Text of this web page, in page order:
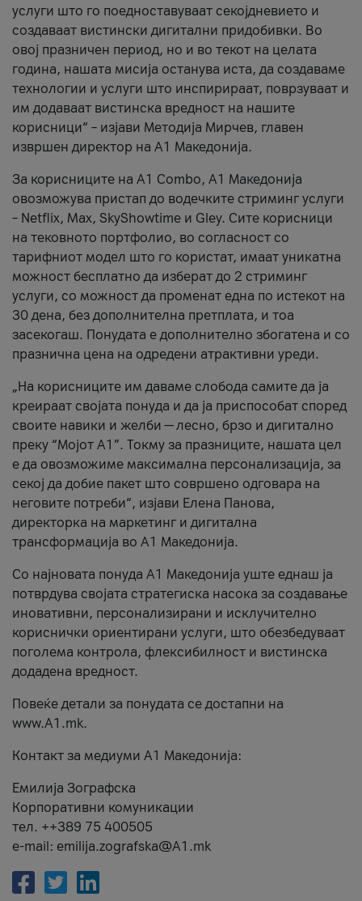
услуги што го поедноставуваат секојдневието и
создаваат вистински дигитални придобивки. Во
овој празничен период, но и во текот на целата
година, нашата мисија останува иста, да создаваме
технологии и услуги што инспирираат, поврзуваат и
им додаваат вистинска вредност на нашите
корисници“ – изјави Методија Мирчев, главен
извршен директор на А1 Македонија.
За корисниците на A1 Combo, А1 Македонија
овозможува пристап до водечките стриминг услуги
– Netflix, Max, SkyShowtime и Gley. Сите корисници
на тековното портфолио, во согласност со
тарифниот модел што го користат, имаат уникатна
можност бесплатно да изберат до 2 стриминг
услуги, со можност да променат една по истекот на
30 дена, без дополнителна претплата, и тоа
засекогаш. Понудата е дополнително збогатена и со
празнична цена на одредени атрактивни уреди.
„На корисниците им даваме слобода самите да ја
креираат својата понуда и да ја приспособат според
своите навики и желби — лесно, брзо и дигитално
преку “Мојот А1”. Токму за празниците, нашата цел
е да овозможиме максимална персонализација, за
секој да добие пакет што совршено одговара на
неговите потреби“, изјави Елена Панова,
директорка на маркетинг и дигитална
трансформација во А1 Македонија.
Со најновата понуда А1 Македонија уште еднаш ја
потврдува својата стратегиска насока за создавање
иновативни, персонализирани и исклучително
кориснички ориентирани услуги, што обезбедуваат
поголема контрола, флексибилност и вистинска
додадена вредност.
Повеќе детали за понудата се достапни на
www.А1.mk.
Контакт за медиуми А1 Македонија:
Емилија Зографска
Корпоративни комуникации
тел. ++389 75 400505
e-mail: emilija.zografska@A1.mk